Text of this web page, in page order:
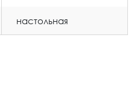
настольная